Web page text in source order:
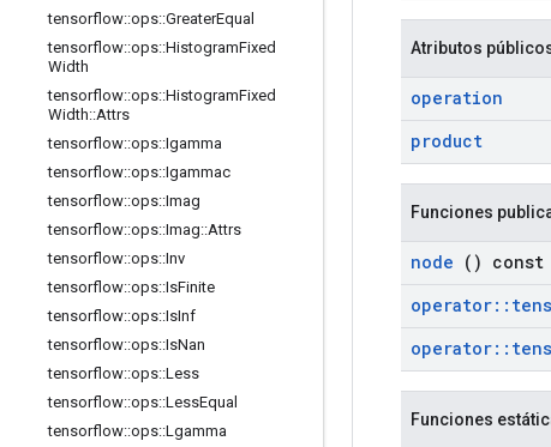
tensorflow::ops::GreaterEqual
tensorflow::ops::HistogramFixed
Width
tensorflow::ops::HistogramFixed
Width::Attrs
tensorflow::ops::Igamma
tensorflow::ops::Igammac
tensorflow::ops::Imag
tensorflow::ops::Imag::Attrs
tensorflow::ops::Inv
tensorflow::ops::IsFinite
tensorflow::ops::IsInf
tensorflow::ops::IsNan
tensorflow::ops::Less
tensorflow::ops::LessEqual
tensorflow::ops::Lgamma
Atributos
operation
product
Funciones
node () const
operator::
operator::
Funciones